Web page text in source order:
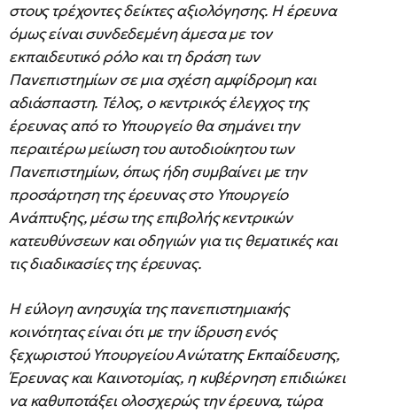
στους τρέχοντες δείκτες αξιολόγησης. Η έρευνα
όμως είναι συνδεδεμένη άμεσα με τον
εκπαιδευτικό ρόλο και τη δράση των
Πανεπιστημίων σε μια σχέση αμφίδρομη και
αδιάσπαστη. Τέλος, ο κεντρικός έλεγχος της
έρευνας από το Υπουργείο θα σημάνει την
περαιτέρω μείωση του αυτοδιοίκητου των
Πανεπιστημίων, όπως ήδη συμβαίνει με την
προσάρτηση της έρευνας στο Υπουργείο
Ανάπτυξης, μέσω της επιβολής κεντρικών
κατευθύνσεων και οδηγιών για τις θεματικές και
τις διαδικασίες της έρευνας.
Η εύλογη ανησυχία της πανεπιστημιακής
κοινότητας είναι ότι με την ίδρυση ενός
ξεχωριστού Υπουργείου Ανώτατης Εκπαίδευσης,
Έρευνας και Καινοτομίας, η κυβέρνηση επιδιώκει
να καθυποτάξει ολοσχερώς την έρευνα, τώρα